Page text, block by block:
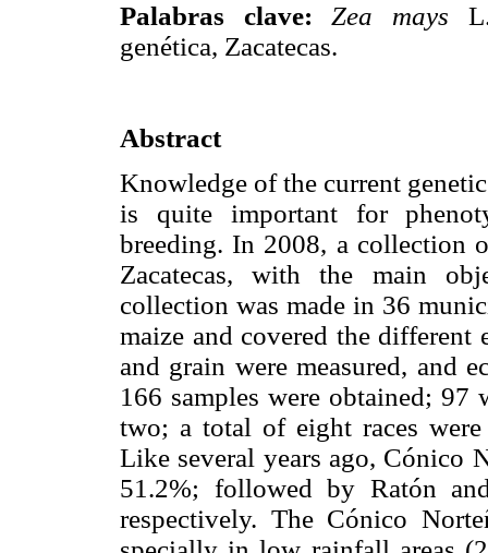
Palabras clave:
Zea mays
genética, Zacatecas.
Abstract
Knowledge of the current
is quite important for
breeding. In 2008, a collection
Zacatecas, with the main
collection was made in 36
maize and covered the different
and grain were measured, and
166 samples were obtained;
two; a total of eight races
Like several years ago, Cónico
51.2%; followed by Ratón
respectively. The Cónico